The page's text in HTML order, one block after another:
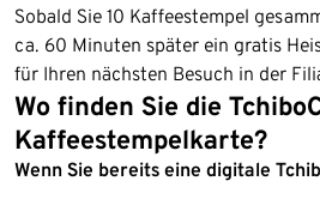
Sobald Sie 10 Kaffeestempel
ca. 60 Minuten später ein gratis
für Ihren nächsten Besuch in der
Wo finden Sie die
Kaffeestempelkarte?
Wenn Sie bereits eine digitale